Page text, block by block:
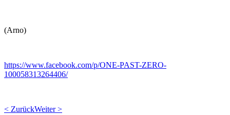
(Arno)
https://www.facebook.com/p/ONE-PAST-ZERO-
100058313264406/
< ZurückWeiter >